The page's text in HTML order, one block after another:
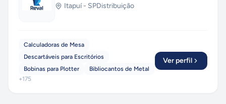
Itapuí- SPDistribuição
Calculadoras de Mesa
Descartáveis para Escritórios
Bobinas para Plotter
Bibliocantos de Metal
+175
Ver perfil